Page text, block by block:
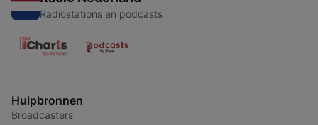
Radiostations en podcasts
Hulpbronnen
Broadcasters